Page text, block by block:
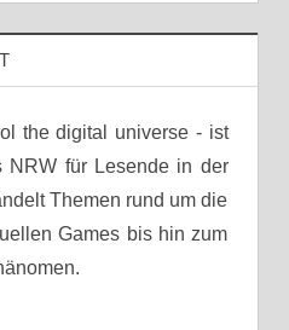
the digital universe - ist
NRW für Lesende in der
Themen rund um die
Games bis hin zum